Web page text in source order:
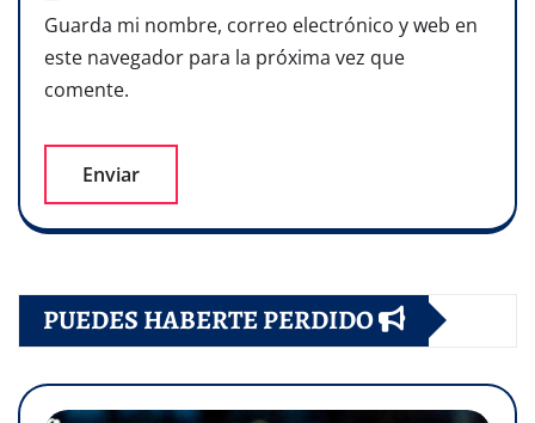
Guarda mi nombre, correo electrónico y web en
este navegador para la próxima vez que
comente.
PUEDES HABERTE PERDIDO